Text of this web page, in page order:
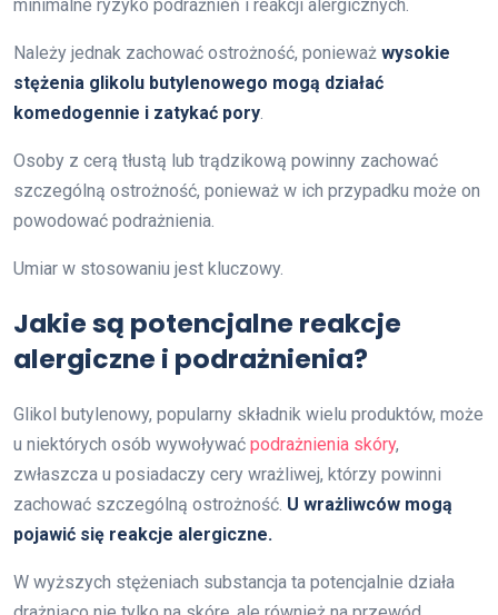
minimalne ryzyko podrażnień i reakcji alergicznych.
Należy jednak zachować ostrożność, ponieważ wysokie
stężenia glikolu butylenowego mogą działać
komedogennie i zatykać pory.
Osoby z cerą tłustą lub trądzikową powinny zachować
szczególną ostrożność, ponieważ w ich przypadku może on
powodować podrażnienia.
Umiar w stosowaniu jest kluczowy.
Jakie są potencjalne reakcje
alergiczne i podrażnienia?
Glikol butylenowy, popularny składnik wielu produktów, może
u niektórych osób wywoływać podrażnienia skóry,
zwłaszcza u posiadaczy cery wrażliwej, którzy powinni
zachować szczególną ostrożność. U wrażliwców mogą
pojawić się reakcje alergiczne.
W wyższych stężeniach substancja ta potencjalnie działa